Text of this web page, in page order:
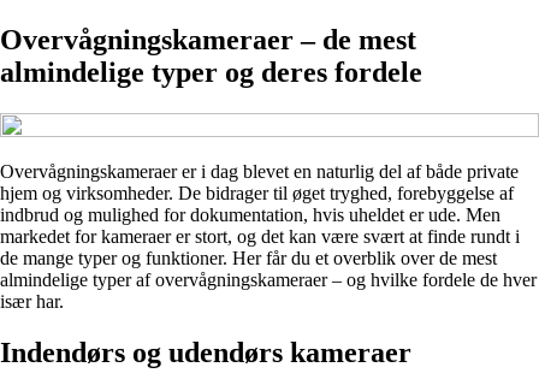
Overvågningskameraer – de mest
almindelige typer og deres fordele
Overvågningskameraer er i dag blevet en naturlig del af både private
hjem og virksomheder. De bidrager til øget tryghed, forebyggelse af
indbrud og mulighed for dokumentation, hvis uheldet er ude. Men
markedet for kameraer er stort, og det kan være svært at finde rundt i
de mange typer og funktioner. Her får du et overblik over de mest
almindelige typer af overvågningskameraer – og hvilke fordele de hver
især har.
Indendørs og udendørs kameraer